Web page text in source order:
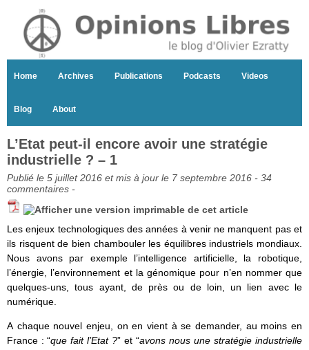
Home Archives Publications Podcasts Videos
Blog About
L’Etat peut-il encore avoir une stratégie
industrielle ? – 1
Publié le 5 juillet 2016 et mis à jour le 7 septembre 2016 - 34
commentaires -
Les enjeux technologiques des années à venir ne manquent pas et
ils risquent de bien chambouler les équilibres industriels mondiaux.
Nous avons par exemple l’intelligence artificielle, la robotique,
l’énergie, l’environnement et la génomique pour n’en nommer que
quelques-uns, tous ayant, de près ou de loin, un lien avec le
numérique.
A chaque nouvel enjeu, on en vient à se demander, au moins en
France : “que fait l’Etat ?” et “avons nous une stratégie industrielle